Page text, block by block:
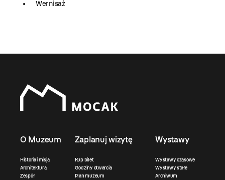
Wernisaż
O Muzeum
Historia i misja
Architektura
Zespół
Zaplanuj wizytę
Kup bilet
Godziny otwarcia
Plan muzeum
Wystawy
Wystawy czasowe
Wystawy stałe
Archiwum